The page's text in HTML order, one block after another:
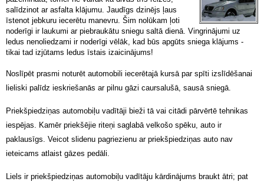
salīdzinot ar asfalta klājumu. Jaudīgs dzinējs ļaus
īstenot jebkuru iecerētu manevru. Šim nolūkam ļoti
noderīgi ir laukumi ar piebraukātu sniegu saltā dienā. Vingrinājumi uz
ledus nenoliedzami ir noderīgi vēlāk, kad būs apgūts sniega klājums -
tikai tad izjūtams ledus īstais izaicinājums!
Noslīpēt prasmi noturēt automobili iecerētajā kursā par spīti izslīdēšanai
lieliski palīdz ieskriešanās ar pilnu gāzi caursalušā, sausā sniegā.
Priekšpiedziņas automobiļu vadītāji bieži tā vai citādi pārvērtē tehnikas
iespējas. Kamēr priekšējie riteņi saglabā velkošo spēku, auto ir
paklausīgs. Veicot slidenu pagriezienu ar priekšpiedziņas auto nav
ieteicams atlaist gāzes pedāli.
Liels ir priekšpiedziņas automobiļu vadītāju kārdinājums braukt ātri; pat